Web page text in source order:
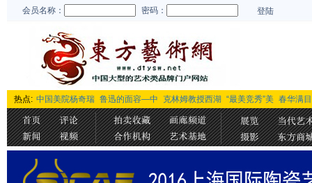
会员名称： 密码： 登陆
热点: 中国美院杨奇瑞 鲁迅的面容—中 克林姆教授西湖 “最美竞秀”美 春华满